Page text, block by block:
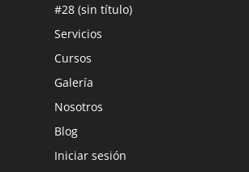
#28 (sin título)
Servicios
Cursos
Galería
Nosotros
Blog
Iniciar sesión